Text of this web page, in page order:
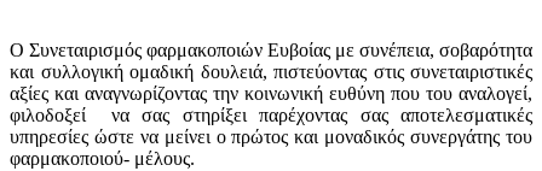
Ο Συνεταιρισμός φαρμακοποιών Ευβοίας με συνέπεια, σοβαρότητα
και συλλογική ομαδική δουλειά, πιστεύοντας στις συνεταιριστικές
αξίες και αναγνωρίζοντας την κοινωνική ευθύνη που του αναλογεί,
φιλοδοξεί να σας στηρίξει παρέχοντας σας αποτελεσματικές
υπηρεσίες ώστε να μείνει ο πρώτος και μοναδικός συνεργάτης του
φαρμακοποιού- μέλους.